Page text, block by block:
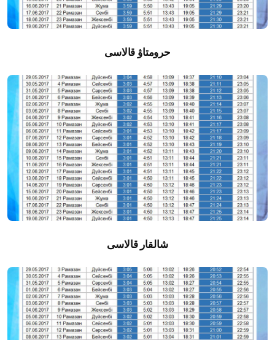
حرومتاۋ قالاسى
شالقار قالاسى